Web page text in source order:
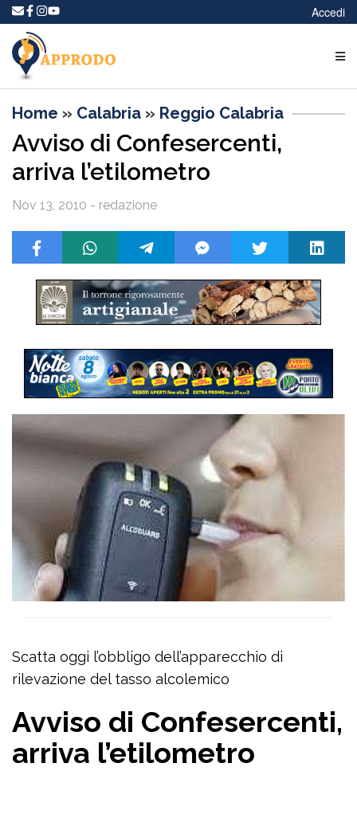
Accedi
Home » Calabria » Reggio Calabria
Avviso di Confesercenti,
arriva l’etilometro
Nov 13, 2010 - redazione
Scatta oggi l’obbligo dell’apparecchio di
rilevazione del tasso alcolemico
Avviso di Confesercenti,
arriva l’etilometro